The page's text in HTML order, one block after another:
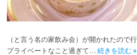
（と言う名の家飲み会）が開かれたので
プライベートなこと過ぎて… 続きを読む »